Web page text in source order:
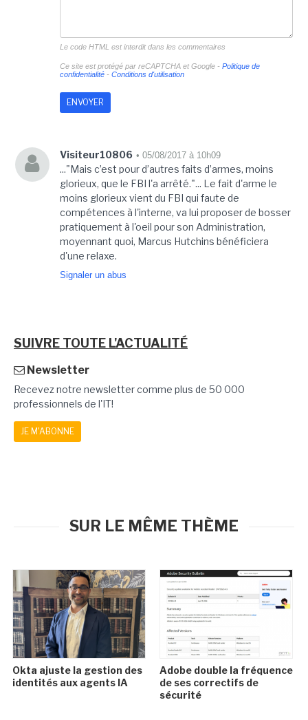
Le code HTML est interdit dans les commentaires
Ce site est protégé par reCAPTCHA et Google - Politique de
confidentialité- Conditions d'utilisation
Visiteur10806 • 05/08/2017 à 10h09
..."Mais c’est pour d’autres faits d’armes, moins
glorieux, que le FBI l'a arrêté."... Le fait d'arme le
moins glorieux vient du FBI qui faute de
compétences à l'interne, va lui proposer de bosser
pratiquement à l'oeil pour son Administration,
moyennant quoi, Marcus Hutchins bénéficiera
d'une relaxe.
Signaler un abus
SUIVRE TOUTE L'ACTUALITÉ
Newsletter
Recevez notre newsletter comme plus de 50 000
professionnels de l'IT!
JE M'ABONNE
SUR LE MÊME THÈME
Okta ajuste la gestion des
identités aux agents IA
Adobe double la fréquence
de ses correctifs de
sécurité